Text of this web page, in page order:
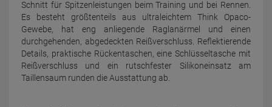
Schnitt für Spitzenleistungen beim Training und bei Rennen.
Es besteht größtenteils aus ultraleichtem Think Opaco-
Gewebe, hat eng anliegende Raglanärmel und einen
durchgehenden, abgedeckten Reißverschluss. Reflektierende
Details, praktische Rückentaschen, eine Schlüsseltasche mit
Reißverschluss und ein rutschfester Silikoneinsatz am
Taillensaum runden die Ausstattung ab.